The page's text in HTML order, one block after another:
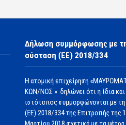
Δήλωση συμμόρφωσης με
σύσταση (ΕΕ) 2018/334
Η ατομική επιχείρηση
ΚΩΝ/ΝΟΣ » δηλώνει ότι η ίδια
ιστότοπος συμμορφώνονται με
(ΕΕ) 2018/334 της Επιτροπής της